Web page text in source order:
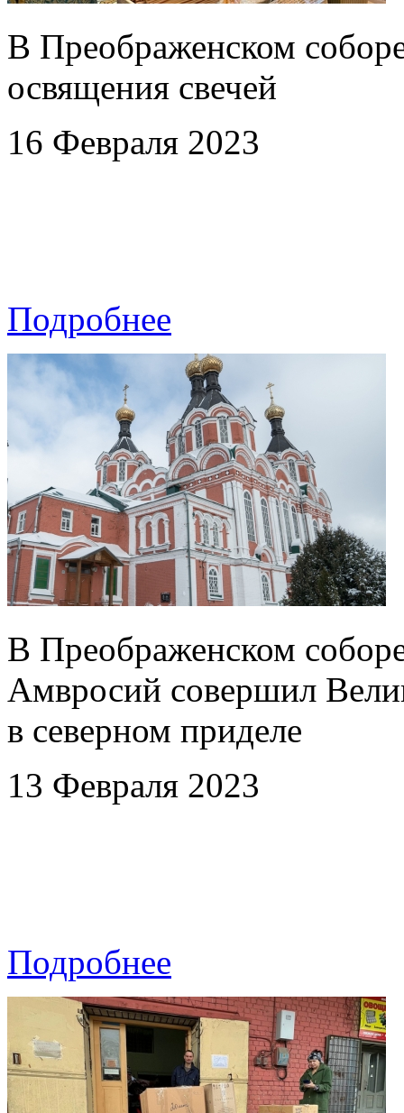
В Преображенском
освящения свечей
16 Февраля 2023
Подробнее
В Преображенском
Амвросий совершил
в северном приделе
13 Февраля 2023
Подробнее